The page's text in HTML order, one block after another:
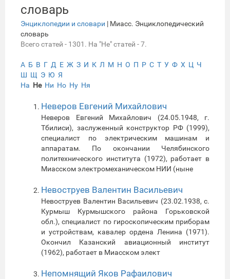
словарь
Энциклопедии и словари | Миасс. Энциклопедический
словарь
Всего статей - 1301. На "Не" статей - 7.
А Б В Г Д Е Ж З И К Л М Н О П Р С Т У Ф Х Ц Ч
Ш Щ Э Ю Я
На Не Ни Но Ну Ня
Неверов Евгений Михайлович
Неверов Евгений Михайлович (24.05.1948, г.
Тбилиси), заслуженный конструктор РФ (1999),
специалист по электрическим машинам и
аппаратам. По окончании Челябинского
политехнического института (1972), работает в
Миасском электромеханическом НИИ (ныне
Невоструев Валентин Васильевич
Невоструев Валентин Васильевич (23.02.1938, с.
Курмыш Курмышского района Горьковской
обл.), специалист по гироскопическим приборам
и устройствам, кавалер ордена Ленина (1971).
Окончил Казанский авиационный институт
(1962), работает в Миасском элект
Непомнящий Яков Рафаилович